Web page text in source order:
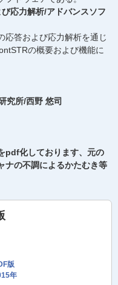
応力解析/アドバンスソフ
応答および応力解析を通じ
の概要および機能に
究所/西野 悠司
pdf化しております、元の
ナの不調によるかたむき等
版
年